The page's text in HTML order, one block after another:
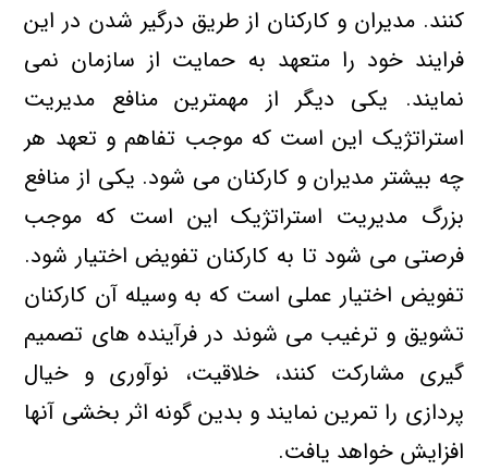
کنند. مدیران و کارکنان از طریق درگیر شدن در این
فرایند خود را متعهد به حمایت از سازمان نمی
نمایند. یکی دیگر از مهمترین منافع مدیریت
استراتژیک این است که موجب تفاهم و تعهد هر
چه بیشتر مدیران و کارکنان می شود. یکی از منافع
بزرگ مدیریت استراتژیک این است که موجب
فرصتی می شود تا به کارکنان تفویض اختیار شود.
تفویض اختیار عملی است که به وسیله آن کارکنان
تشویق و ترغیب می شوند در فرآینده های تصمیم
گیری مشارکت کنند، خلاقیت، نوآوری و خیال
پردازی را تمرین نمایند و بدین گونه اثر بخشی آنها
افزایشخواهد یافت.